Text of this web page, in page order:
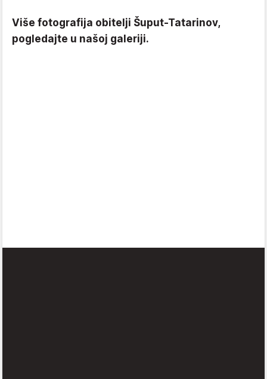
Više fotografija obitelji Šuput-Tatarinov,
pogledajte u našoj galeriji.